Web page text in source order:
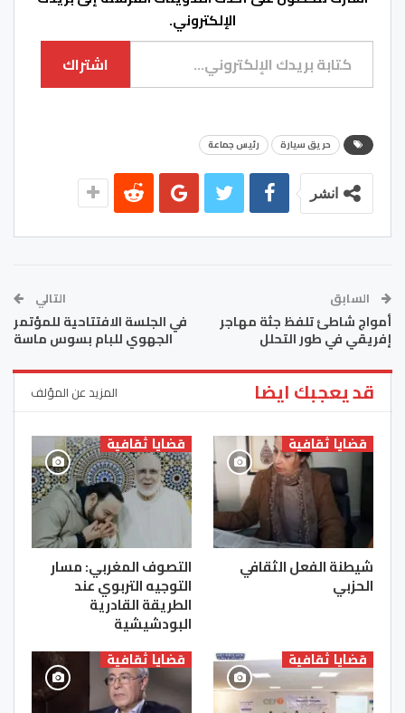
الإلكتروني.
كتابة بريدك الإلكتروني...
اشتراك
حريق سيارة رئيس جماعة
انشر
السابق
أمواج شاطئ تلفظ جثة مهاجر
إفريقي في طور التحلل
التالي
في الجلسة الافتتاحية للمؤتمر
الجهوي للبام بسوس ماسة
قد يعجبك ايضا المزيد عن المؤلف
قضايا ثقافية
شيطنة الفعل الثقافي
الحزبي
قضايا ثقافية
التصوف المغربي‎: مسار
التوجيه التربوي عند
الطريقة القادرية
البودشيشية
قضايا ثقافية قضايا ثقافية